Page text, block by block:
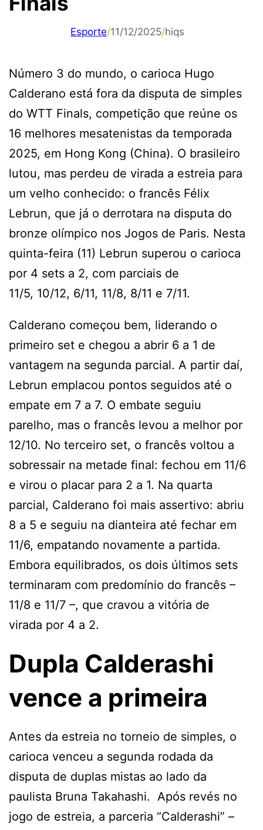
Esporte/11/12/2025/hiqs
Número 3 do mundo, o carioca Hugo
Calderano está fora da disputa de simples
do WTT Finals, competição que reúne os
16 melhores mesatenistas da temporada
2025, em Hong Kong (China). O brasileiro
lutou, mas perdeu de virada a estreia para
um velho conhecido: o francês Félix
Lebrun, que já o derrotara na disputa do
bronze olímpico nos Jogos de Paris. Nesta
quinta-feira (11) Lebrun superou o carioca
por 4 sets a 2, com parciais de
11/5, 10/12, 6/11, 11/8, 8/11 e 7/11.
Calderano começou bem, liderando o
primeiro set e chegou a abrir 6 a 1 de
vantagem na segunda parcial. A partir daí,
Lebrun emplacou pontos seguidos até o
empate em 7 a 7. O embate seguiu
parelho, mas o francês levou a melhor por
12/10. No terceiro set, o francês voltou a
sobressair na metade final: fechou em 11/6
e virou o placar para 2 a 1. Na quarta
parcial, Calderano foi mais assertivo: abriu
8 a 5 e seguiu na dianteira até fechar em
11/6, empatando novamente a partida.
Embora equilibrados, os dois últimos sets
terminaram com predomínio do francês –
11/8 e 11/7 –, que cravou a vitória de
virada por 4 a 2.
Dupla Calderashi
vence a primeira
Antes da estreia no torneio de simples, o
carioca venceu a segunda rodada da
disputa de duplas mistas ao lado da
paulista Bruna Takahashi. Após revés no
jogo de estreia, a parceria “Calderashi” –